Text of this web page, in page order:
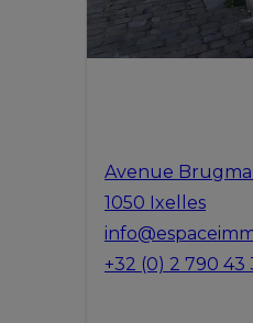
Avenue
1050 Ixelles
+32 (0) 2 790 43